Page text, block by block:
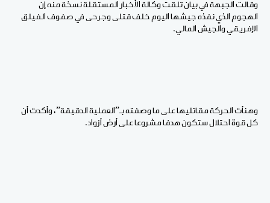
وقالت الجبهة في بيان تلقت وكالة الأخبار المستقلة نسخة منه إن
الهجوم الذي نفذه جيشها اليوم خلف قتلى وجرحى في صفوف الفيلق
الإفريقي والجيش المالي.
وهنأت الحركة مقاتليها على ما وصفته بـ”العملية الدقيقة”، وأكدت أن
كل قوة احتلال ستكون هدفا مشروعا على أرض أزواد.